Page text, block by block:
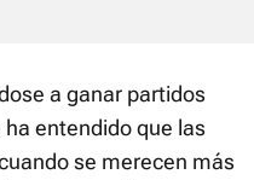
a ganar partidos
entendido que las
se merecen más